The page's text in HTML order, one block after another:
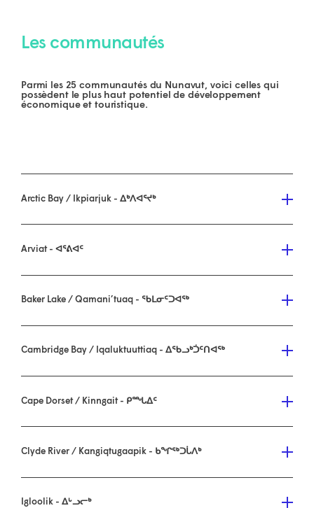
Les communautés
Parmi les 25 communautés du Nunavut, voici celles qui
possèdent le plus haut potentiel de développement
économique et touristique.
Arctic Bay / Ikpiarjuk - ᐃᒃᐱᐊᕐᔪᒃ
Arviat - ᐊᕐᕕᐊᑦ
Baker Lake / Qamani’tuaq - ᖃᒪᓂᑦᑐᐊᖅ
Cambridge Bay / Iqaluktuuttiaq - ᐃᖃᓗᒃᑑᑦᑎᐊᖅ
Cape Dorset / Kinngait - ᑭᙵᐃᑦ
Clyde River / Kangiqtugaapik - ᑲᖏᖅᑐᒑᐱᒃ
Igloolik - ᐃᒡᓗᓕᒃ